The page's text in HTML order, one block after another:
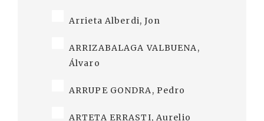
Arrieta Alberdi, Jon
ARRIZABALAGA VALBUENA,
Álvaro
ARRUPE GONDRA, Pedro
ARTETA ERRASTI, Aurelio